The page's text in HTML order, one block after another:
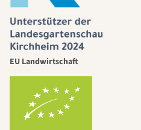
EU Landwirtschaft